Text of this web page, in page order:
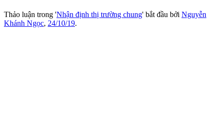
Thảo luận trong 'Nhận định thị trường chung' bắt đầu bởi Nguyễn
Khánh Ngọc, 24/10/19.